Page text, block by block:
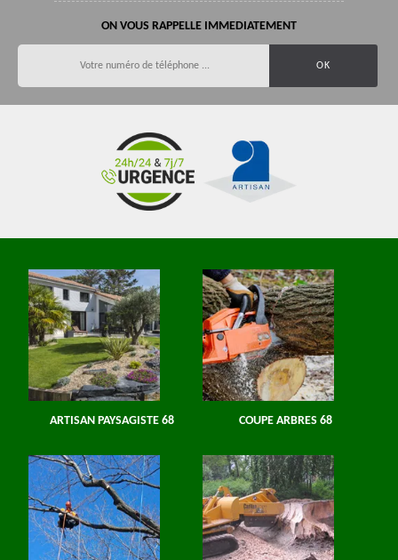
ON VOUS RAPPELLE IMMEDIATEMENT
ARTISAN PAYSAGISTE 68 COUPE ARBRES 68